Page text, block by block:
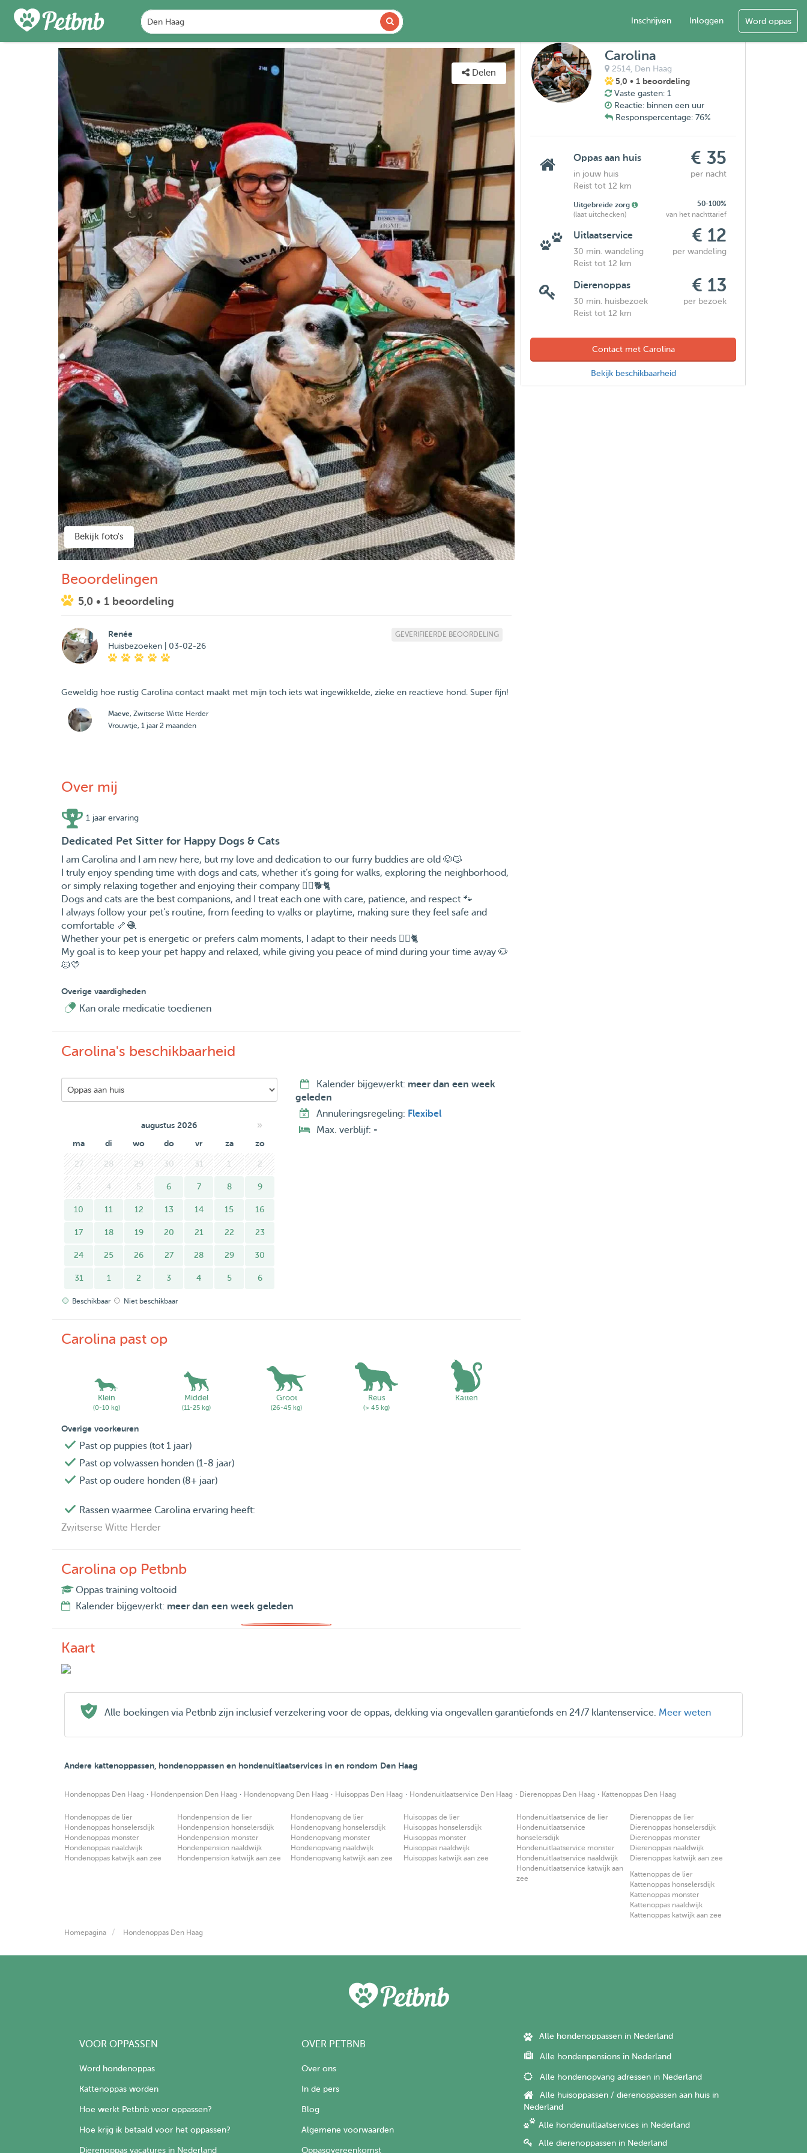
Inschrijven Inloggen Word oppas
FOTO'S DETAILS
Delen
Bekijk foto's
Beoordelingen
5,0 • 1 beoordeling
Renée
Huisbezoeken | 03-02-26
GEVERIFIEERDE BEOORDELING
Geweldig hoe rustig Carolina contact maakt met mijn toch iets wat ingewikkelde, zieke en reactieve hond. Super fijn!
Maeve, Zwitserse Witte Herder
Vrouwtje, 1 jaar 2 maanden
Over mij
1 jaar ervaring
Dedicated Pet Sitter for Happy Dogs & Cats
I am Carolina and I am new here, but my love and dedication to our furry buddies are old 🐶🐱
I truly enjoy spending time with dogs and cats, whether it’s going for walks, exploring the neighborhood,
or simply relaxing together and enjoying their company 🚶‍♀️🐕🐈
Dogs and cats are the best companions, and I treat each one with care, patience, and respect 🐾
I always follow your pet’s routine, from feeding to walks or playtime, making sure they feel safe and
comfortable 🦴🧶
Whether your pet is energetic or prefers calm moments, I adapt to their needs 🐕‍🦺🐈
My goal is to keep your pet happy and relaxed, while giving you peace of mind during your time away 🐶
🐱💛
Overige vaardigheden
Kan orale medicatie toedienen
Carolina's beschikbaarheid
augustus 2026 »
ma di wo do vr za zo
27 28 29 30 31 1 2
3 4 5 6 7 8 9
10 11 12 13 14 15 16
17 18 19 20 21 22 23
24 25 26 27 28 29 30
31 1 2 3 4 5 6
Beschikbaar Niet beschikbaar
Kalender bijgewerkt: meer dan een week
geleden
Annuleringsregeling: Flexibel
Max. verblijf: -
Carolina past op
Klein
(0-10 kg)
Middel
(11-25 kg)
Groot
(26-45 kg)
Reus
(> 45 kg)
Katten
Overige voorkeuren
Past op puppies (tot 1 jaar)
Past op volwassen honden (1-8 jaar)
Past op oudere honden (8+ jaar)
Rassen waarmee Carolina ervaring heeft:
Zwitserse Witte Herder
Carolina op Petbnb
Oppas training voltooid
Kalender bijgewerkt: meer dan een week geleden
Kaart
Carolina
2514, Den Haag
5,0 • 1 beoordeling
Vaste gasten: 1
Reactie: binnen een uur
Responspercentage: 76%
Oppas aan huis € 35
in jouw huis
per nacht
Reist tot 12 km
Uitgebreide zorg
50-100%
(laat uitchecken)
van het nachttarief
Uitlaatservice € 12
30 min. wandeling
per wandeling
Reist tot 12 km
Dierenoppas € 13
30 min. huisbezoek
per bezoek
Reist tot 12 km
Contact met Carolina
Bekijk beschikbaarheid
Alle boekingen via Petbnb zijn inclusief verzekering voor de oppas, dekking via ongevallen garantiefonds en 24/7 klantenservice. Meer weten
Andere kattenoppassen, hondenoppassen en hondenuitlaatservices in en rondom Den Haag
Hondenoppas Den Haag · Hondenpension Den Haag · Hondenopvang Den Haag · Huisoppas Den Haag · Hondenuitlaatservice Den Haag · Dierenoppas Den Haag · Kattenoppas Den Haag
Hondenoppas de lier
Hondenoppas honselersdijk
Hondenoppas monster
Hondenoppas naaldwijk
Hondenoppas katwijk aan zee
Hondenpension de lier
Hondenpension honselersdijk
Hondenpension monster
Hondenpension naaldwijk
Hondenpension katwijk aan zee
Hondenopvang de lier
Hondenopvang honselersdijk
Hondenopvang monster
Hondenopvang naaldwijk
Hondenopvang katwijk aan zee
Huisoppas de lier
Huisoppas honselersdijk
Huisoppas monster
Huisoppas naaldwijk
Huisoppas katwijk aan zee
Hondenuitlaatservice de lier
Hondenuitlaatservice
honselersdijk
Hondenuitlaatservice monster
Hondenuitlaatservice naaldwijk
Hondenuitlaatservice katwijk aan
zee
Dierenoppas de lier
Dierenoppas honselersdijk
Dierenoppas monster
Dierenoppas naaldwijk
Dierenoppas katwijk aan zee
Kattenoppas de lier
Kattenoppas honselersdijk
Kattenoppas monster
Kattenoppas naaldwijk
Kattenoppas katwijk aan zee
Homepagina Hondenoppas Den Haag
VOOR OPPASSEN
Word hondenoppas
Kattenoppas worden
Hoe werkt Petbnb voor oppassen?
Hoe krijg ik betaald voor het oppassen?
Dierenoppas vacatures in Nederland
OVER PETBNB
Over ons
In de pers
Blog
Algemene voorwaarden
Oppasovereenkomst
Alle hondenoppassen in Nederland
Alle hondenpensions in Nederland
Alle hondenopvang adressen in Nederland
Alle huisoppassen / dierenoppassen aan huis in
Nederland
Alle hondenuitlaatservices in Nederland
Alle dierenoppassen in Nederland